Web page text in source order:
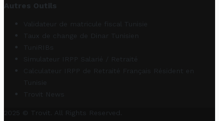
Autres Outils
Validateur de matricule fiscal Tunisie
Taux de change de Dinar Tunisien
TuniRIBs
Simulateur IRPP Salarié / Retraité
Calculateur IRPP de Retraité Français Résident en
Tunisie
Trovit News
2025 © Trovit. All Rights Reserved.